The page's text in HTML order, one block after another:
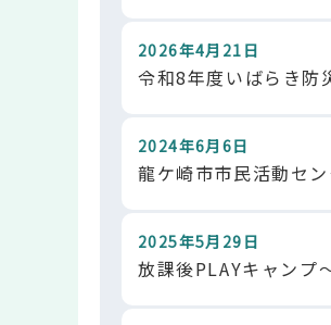
2026年4月21日
令和8年度いばらき防
2024年6月6日
龍ケ崎市市民活動セ
2025年5月29日
放課後PLAYキャンプ